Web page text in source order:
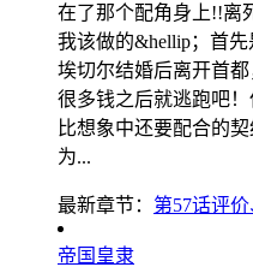
在了那个配角身上!!离
我该做的&hellip；首先
埃切尔结婚后离开首
很多钱之后就逃跑吧
比想象中还要配合的
为...
最新章节： 第57话评
帝国皇隶